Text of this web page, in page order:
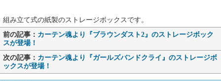
組み立て式の紙製のストレージボックスです。
前の記事： カーテン魂より『ブラウンダスト2』のストレージボック
スが登場！
次の記事： カーテン魂より『ガールズバンドクライ』のストレージボ
ックスが登場！